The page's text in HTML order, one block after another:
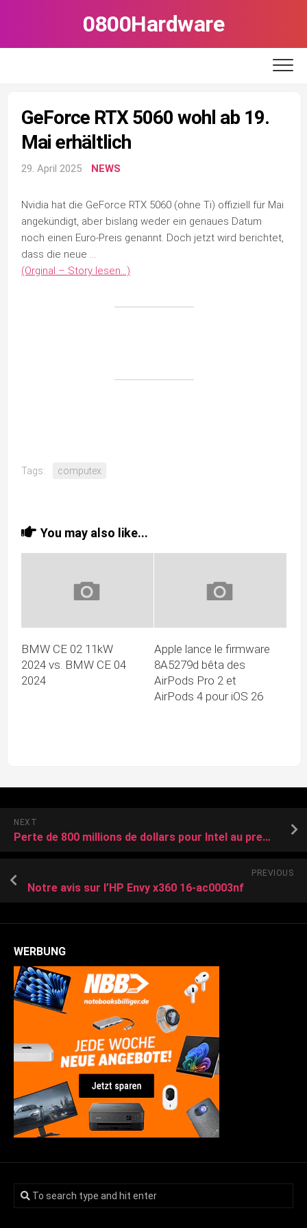
0800Hardware
GeForce RTX 5060 wohl ab 19.
Mai erhältlich
29. April 2025 NEWS
Nvidia hat die GeForce RTX 5060 (ohne Ti) offiziell für Mai
angekündigt, aber bislang weder ein genaues Datum
noch einen Euro-Preis genannt. Doch jetzt wird berichtet,
dass die neue …
(Orginal – Story lesen…)
Tags: computex
You may also like...
BMW CE 02 11kW
2024 vs. BMW CE 04
2024
Apple lance le firmware
8A5279d bêta des
AirPods Pro 2 et
AirPods 4 pour iOS 26
NEXT
Perte de 800 millions de dollars pour Intel au premier trimestre
PREVIOUS
Notre avis sur l’HP Envy x360 16-ac0003nf
WERBUNG